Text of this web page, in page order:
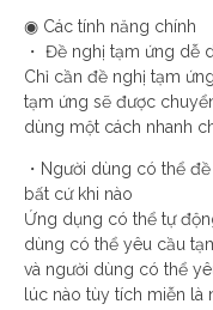
◉ Các tính năng chính
・ Đề nghị tạm ứng dễ
Chỉ cần đề nghị tạm
tạm ứng sẽ được
dùng một cách nhanh
・Người dùng có thể
bất cứ khi nào
Ứng dụng có thể tự
dùng có thể yêu cầu
và người dùng có thể
lúc nào tùy tích miễn là